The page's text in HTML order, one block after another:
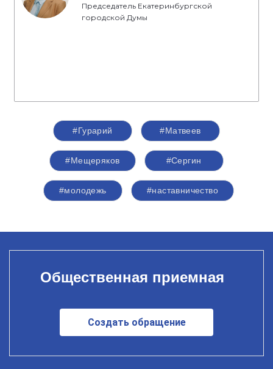
Председатель Екатеринбургской
городской Думы
#Гурарий #Матвеев
#Мещеряков #Сергин
#молодежь #наставничество
Общественная приемная
Создать обращение